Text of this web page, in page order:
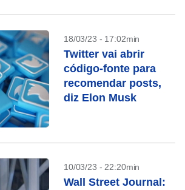
18/03/23 - 17:02min
Twitter vai abrir
código-fonte para
recomendar posts,
diz Elon Musk
10/03/23 - 22:20min
Wall Street Journal: